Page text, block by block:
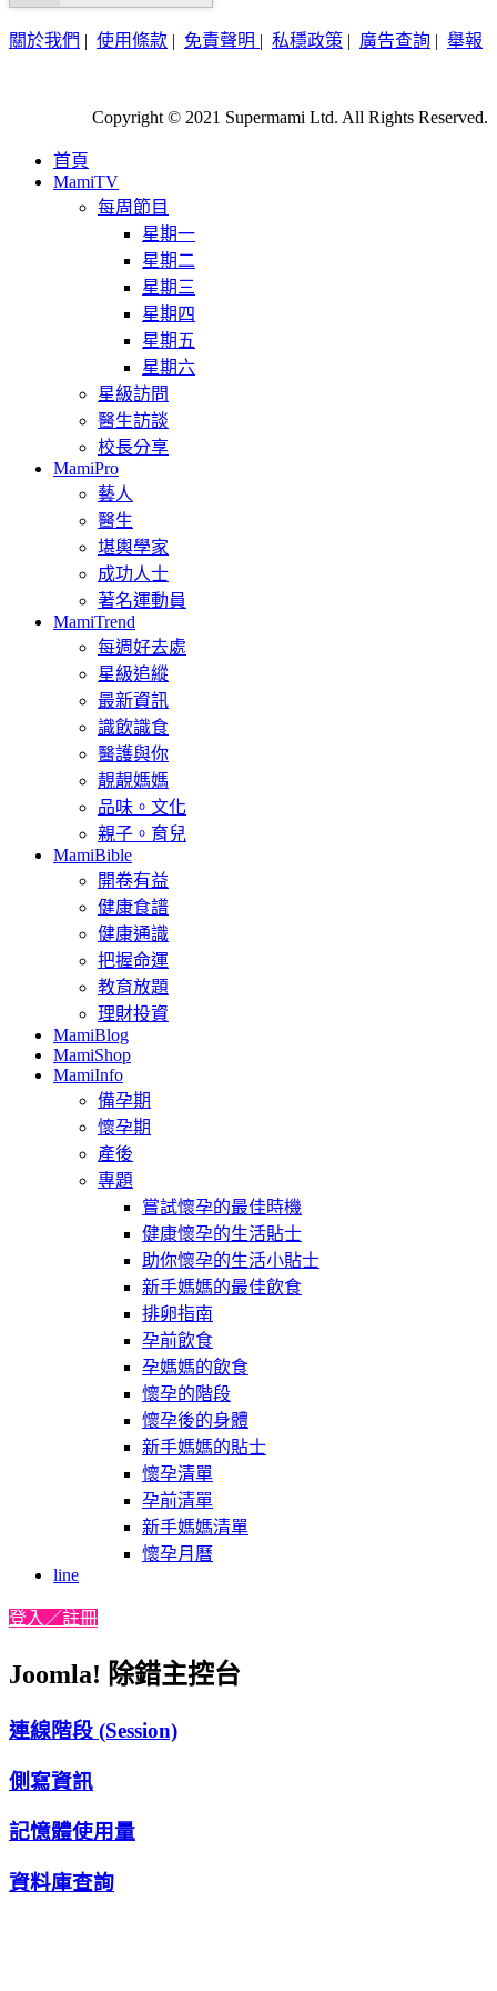
關於我們 | 使用條款 | 免責聲明 | 私穩政策 | 廣告查詢 | 舉報
Copyright © 2021 Supermami Ltd. All Rights Reserved.
首頁
MamiTV
每周節目
星期一
星期二
星期三
星期四
星期五
星期六
星級訪問
醫生訪談
校長分享
MamiPro
藝人
醫生
堪輿學家
成功人士
著名運動員
MamiTrend
每週好去處
星級追縱
最新資訊
識飲識食
醫護與你
靚靚媽媽
品味。文化
親子。育兒
MamiBible
開卷有益
健康食譜
健康通識
把握命運
教育放題
理財投資
MamiBlog
MamiShop
MamiInfo
備孕期
懷孕期
產後
專題
嘗試懷孕的最佳時機
健康懷孕的生活貼士
助你懷孕的生活小貼士
新手媽媽的最佳飲食
排卵指南
孕前飲食
孕媽媽的飲食
懷孕的階段
懷孕後的身體
新手媽媽的貼士
懷孕清單
孕前清單
新手媽媽清單
懷孕月曆
line
登入／註冊
Joomla! 除錯主控台
連線階段 (Session)
側寫資訊
記憶體使用量
資料庫查詢